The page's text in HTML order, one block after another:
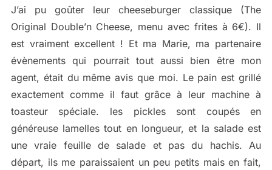
J’ai pu goûter leur cheeseburger classique (The
Original Double’n Cheese, menu avec frites à 6€). Il
est vraiment excellent ! Et ma Marie, ma partenaire
évènements qui pourrait tout aussi bien être mon
agent, était du même avis que moi. Le pain est grillé
exactement comme il faut grâce à leur machine à
toasteur spéciale. les pickles sont coupés en
généreuse lamelles tout en longueur, et la salade est
une vraie feuille de salade et pas du hachis. Au
départ, ils me paraissaient un peu petits mais en fait,